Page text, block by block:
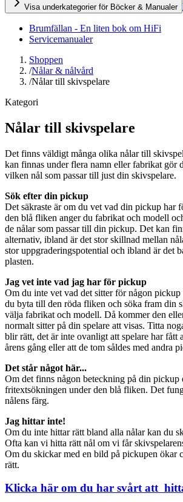
Visa underkategorier för Böcker & Manualer
Brumfällan - En liten bok om HiFi
Servicemanualer
Shoppen
/Nålar & nålvård
/Nålar till skivspelare
Kategori
Nålar till skivspelare
Det finns väldigt många olika nålar till
kan finnas under flera namn eller fabrikat gör
vilken nål som passar till just din skivspelare.
Sök efter din pickup
Det säkraste är om du vet vad din pickup har
den blå fliken anger du fabrikat och modell
de nålar som passar till din pickup. Det kan
alternativ, ibland är det stor skillnad mellan
stor uppgraderingspotential och ibland är det
plasten.
Jag vet inte vad jag har för pickup
Om du inte vet vad det sitter för någon pickup
du byta till den röda fliken och söka fram din
välja fabrikat och modell. Då kommer den
normalt sitter på din spelare att visas. Titta
blir rätt, det är inte ovanligt att spelare har fått
årens gång eller att de tom såldes med andra
Det står något här...
Om det finns någon beteckning på din pickup
fritextsökningen under den blå fliken. Det
nålens färg.
Jag hittar inte!
Om du inte hittar rätt bland alla nålar kan du
Ofta kan vi hitta rätt nål om vi får
Om du skickar med en bild på pickupen ökar
rätt.
Klicka här om du har svårt att